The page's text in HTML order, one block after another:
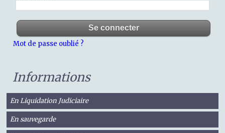
Mot de passe oublié ?
Informations
En Liquidation Judiciaire
En sauvegarde